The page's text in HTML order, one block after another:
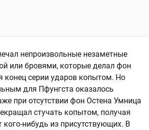
непроизвольные незаметные
или бровями, которые делал фон
конец серии ударов копытом. Но
для Пфунгста оказалось
при отсутствии фон Остена Умница
стучать копытом, получая
кого-нибудь из присутствующих. В